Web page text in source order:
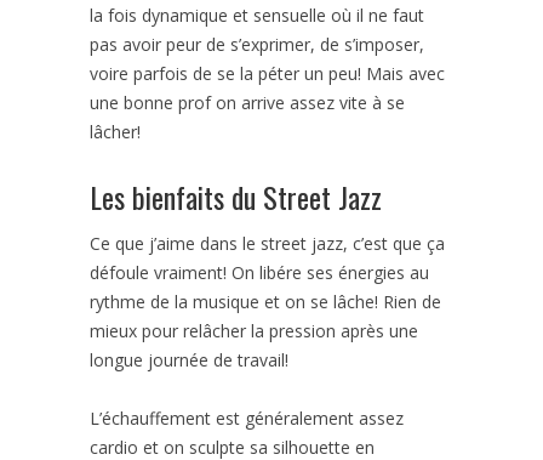
la fois dynamique et sensuelle où il ne faut
pas avoir peur de s’exprimer, de s’imposer,
voire parfois de se la péter un peu! Mais avec
une bonne prof on arrive assez vite à se
lâcher!
Les bienfaits du Street Jazz
Ce que j’aime dans le street jazz, c’est que ça
défoule vraiment! On libére ses énergies au
rythme de la musique et on se lâche! Rien de
mieux pour relâcher la pression après une
longue journée de travail!
L’échauffement est généralement assez
cardio et on sculpte sa silhouette en